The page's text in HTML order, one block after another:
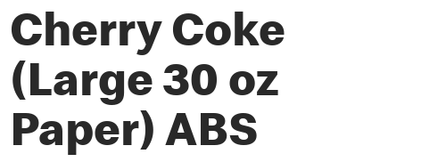
Cherry Coke
(Large 30 oz
Paper) ABS